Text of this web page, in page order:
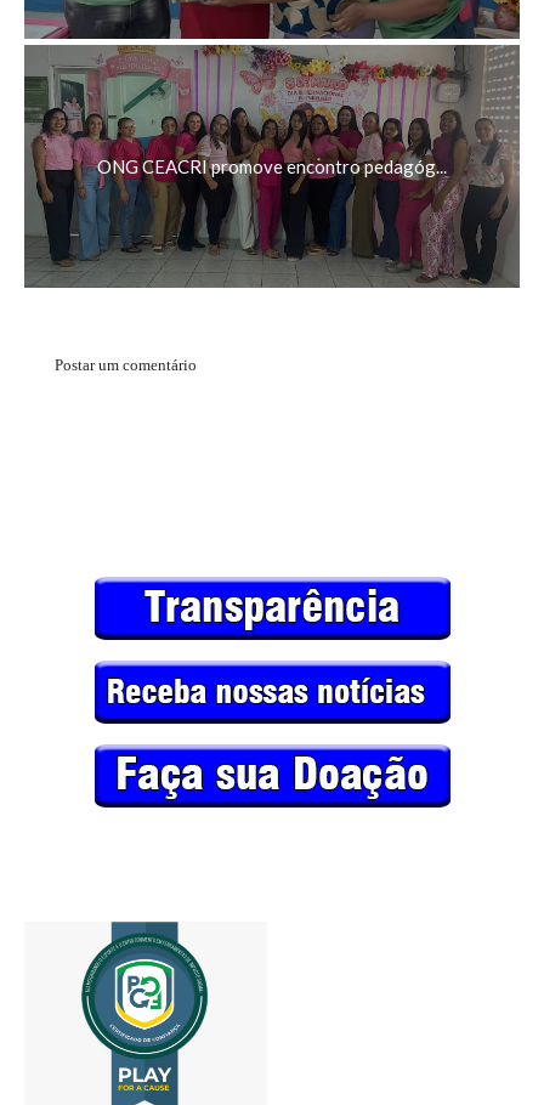
ONG CEACRI promove encontro pedagóg...
Postar um comentário